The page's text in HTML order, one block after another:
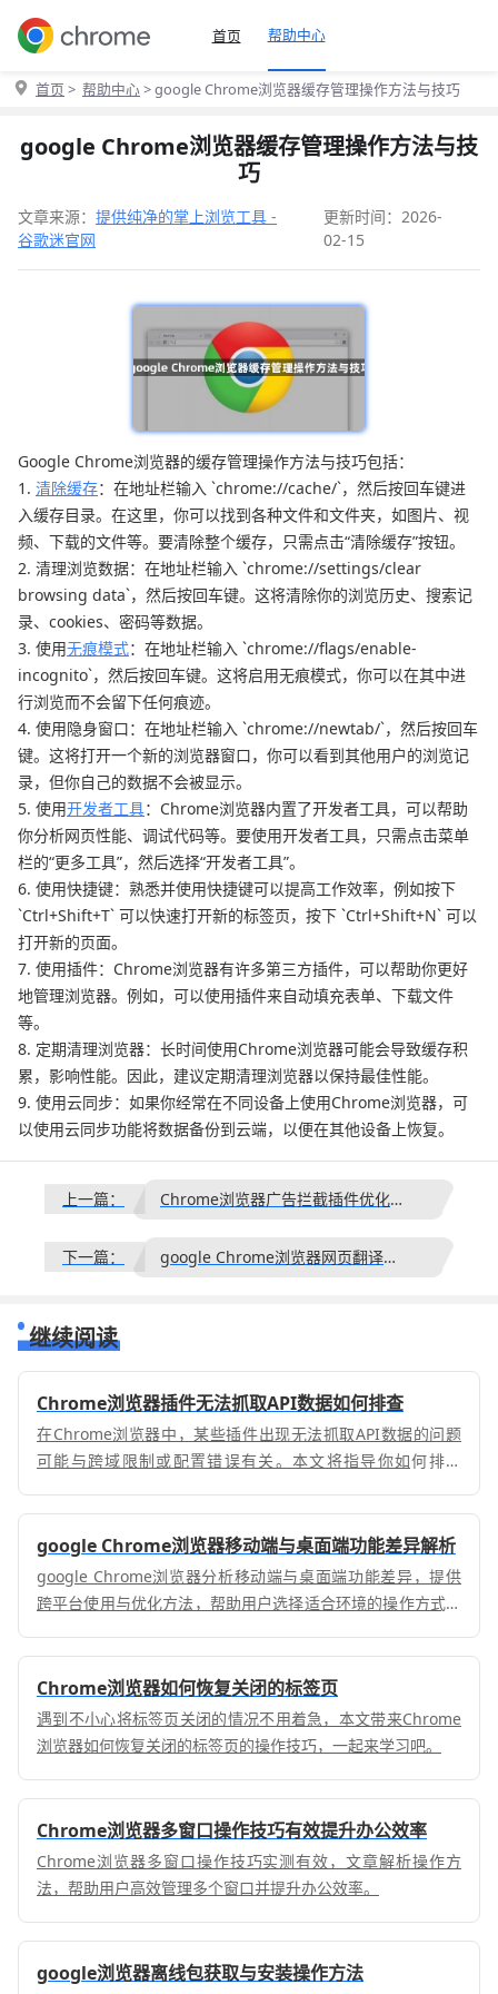
首页 帮助中心
首页 > 帮助中心> google Chrome浏览器缓存管理操作方法与技巧
google Chrome浏览器缓存管理操作方法与技
巧
文章来源： 提供纯净的掌上浏览工具 -
谷歌迷官网
更新时间：2026-
02-15
Google Chrome浏览器的缓存管理操作方法与技巧包括：
1. 清除缓存：在地址栏输入 `chrome://cache/`，然后按回车键进
入缓存目录。在这里，你可以找到各种文件和文件夹，如图片、视
频、下载的文件等。要清除整个缓存，只需点击“清除缓存”按钮。
2. 清理浏览数据：在地址栏输入 `chrome://settings/clear
browsing data`，然后按回车键。这将清除你的浏览历史、搜索记
录、cookies、密码等数据。
3. 使用无痕模式：在地址栏输入 `chrome://flags/enable-
incognito`，然后按回车键。这将启用无痕模式，你可以在其中进
行浏览而不会留下任何痕迹。
4. 使用隐身窗口：在地址栏输入 `chrome://newtab/`，然后按回车
键。这将打开一个新的浏览器窗口，你可以看到其他用户的浏览记
录，但你自己的数据不会被显示。
5. 使用开发者工具：Chrome浏览器内置了开发者工具，可以帮助
你分析网页性能、调试代码等。要使用开发者工具，只需点击菜单
栏的“更多工具”，然后选择“开发者工具”。
6. 使用快捷键：熟悉并使用快捷键可以提高工作效率，例如按下
`Ctrl+Shift+T` 可以快速打开新的标签页，按下 `Ctrl+Shift+N` 可以
打开新的页面。
7. 使用插件：Chrome浏览器有许多第三方插件，可以帮助你更好
地管理浏览器。例如，可以使用插件来自动填充表单、下载文件
等。
8. 定期清理浏览器：长时间使用Chrome浏览器可能会导致缓存积
累，影响性能。因此，建议定期清理浏览器以保持最佳性能。
9. 使用云同步：如果你经常在不同设备上使用Chrome浏览器，可
以使用云同步功能将数据备份到云端，以便在其他设备上恢复。
上一篇： Chrome浏览器广告拦截插件优化操作方法教程
下一篇： google Chrome浏览器网页翻译精准操作方法
继续阅读
Chrome浏览器插件无法抓取API数据如何排查
在Chrome浏览器中，某些插件出现无法抓取API数据的问题
可能与跨域限制或配置错误有关。本文将指导你如何排查
修复方法。
google Chrome浏览器移动端与桌面端功能差异解析
google Chrome浏览器分析移动端与桌面端功能差异，提供
跨平台使用与优化方法，帮助用户选择适合环境的操作方式，
Chrome浏览器如何恢复关闭的标签页
遇到不小心将标签页关闭的情况不用着急，本文带来Chrome
浏览器如何恢复关闭的标签页的操作技巧，一起来学习吧。
Chrome浏览器多窗口操作技巧有效提升办公效率
Chrome浏览器多窗口操作技巧实测有效，文章解析操作方
法，帮助用户高效管理多个窗口并提升办公效率。
google浏览器离线包获取与安装操作方法